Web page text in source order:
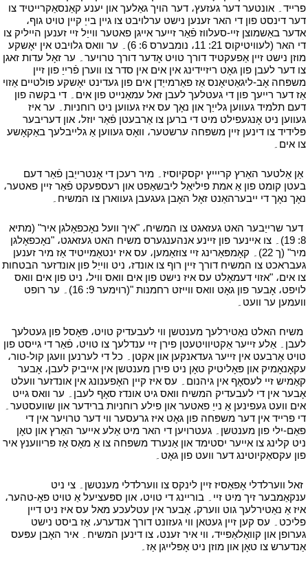
פרייד۔ אונטער דער געזעץ، דער הויך גאַלעך און יענע קאַנסאַקרייטיד צו
דער דינסט פון די האר זענען נישט ערלויבט צו גיין בייַ קיין טויט גוף،
אדער באַשמוצן זיי-סעלווז פֿאַר זייער אייגן פאטער ווייַל זיי זענען הייליק צו
די האר (לעוויטיקוס 21: 11، נומבערס 6: 6)۔ ער וואס גלויבט אין יאָשקע
מוזן נישט זיין אַפעקטיד דורך טויט אָדער דורך טרויער۔ ער זאָל עדות זאגן
צו דער לעבן פון גאָט ריזיידינג אין אים אין סדר צו ווערן פֿרייַ פון זיין
משפּחה אָב-ליגאַטיאָנס אַז פאַרמייַדן אים פון געדינט יאָשקע פולטיים אַזוי
אַז דער רייעך פון די געטלעך לעבן זאל עמאַנייט פון אים۔ די בקשה פון
דעם תלמיד געווען גלייַך און נאָך עס איז געווען ניט רוחניות۔ ער איז
געווען ניט אָנגעפילט מיט די ברען צו אַרבעטן פֿאַר יוזל، און דעריבער
פּלידיד צו דינען זיין משפּחה ערשטער، וואָס געווען אַ גלייבלעך באַקאָשע
צו אים۔
אַן אַלטער האַרץ קריייץ יקסקיוסיז۔ מיר רעכן די אָנטרייַבן פֿאַר דעם
בעטן קומט פון אַ אמת פיליאַל ליבשאַפט און רעספּעקט פֿאַר זיין פאטער،
נאָך נאָך די ייבערהאַנט זאָל האָבן געגעבן געווארן צו המשיח۔
דער שרייַבער האט געזאגט צו המשיח، "איך וועל נאָכפאָלגן איר" (מתיא
8: 19)۔ צו איינער פון זיינע אנהענגערס משיח האט געזאגט، "נאָכפאָלגן
מיר" (ך 22)۔ קאָמפּאַרינג זיי צוזאַמען، עס איז ינטאַמייטיד אַז מיר זענען
געבראכט צו המשיח דורך זיין רוף צו אונדז، ניט ווייַל פון אונדזער הבטחות
צו אים، "אזוי דעמאָלט עס איז נישט פון אים וואס וויל، ניט פון אים וואס
לויפט، אָבער פון גאָט וואס ווייזט רחמנות "(רוימער 9: 16)۔ ער רופט
וועמען ער וועט۔
משיח האלט נאַטירלעך מענטשן ווי לעבעדיק טויט، פּאָסל פון געטלעך
לעבן۔ אַלע זייער אַקטיוויטעטן פירן זיי ענדלעך צו טויט، פֿאַר די גייסט פון
טויט אַרבעט אין זייער געדאנקען און אקטן۔ כל די לערנען וועגן קול-טור،
עקאָנאָמיק און פּאָליטיק טאָן ניט פירן מענטשן אין אייביק לעבן، אָבער
קאַמיש זיי לעסאָף אין גיהנום۔ עס איז קיין האָפענונג אין אונדזער וועלט
אָבער אין די לעבעדיק המשיח וואס גיט אונדז סאָף לעבן۔ ער וואס גייט
אים וועט געפינען אַ נייַ פאטער און פילע רוחניות ברידער און שוועסטער۔
די פרייד אין דער משפּחה פון גאָט איז גרעסער ווי דער טרויער אין די
פאַם-ילי פון מענטשן۔ געטרויען די האר מיט אַלע אייער האַרץ און טאָן
ניט קלינג צו אייער יסטימד און אַנערד משפּחה צו אַ מאָס אַז פּריווענץ איר
פון עקסאַקיוטינג דער וועט פון גאָט۔
זאל ווערלדלי אָפאַסיז זיין לינקס צו ווערלדלי מענטשן۔ צי ניט
ענקאַמבער זיך מיט זיי۔ בוריינג די טויט، און ספּעציעל אַ טויט פאַ-טהער،
איז אַ נאַטירלעך גוט ווערק، אָבער אין עטלעכע מאל עס איז ניט דיין
פליכט۔ עס קען זיין געטאן ווי געזונט דורך אנדערע، אַז ביסט נישט
גערופן און קוואַלאַפייד، ווי איר זענט، צו דינען המשיח۔ איר האָבן עפּעס
אַנדערש צו טאָן און מוזן ניט אָפּלייגן אַז۔